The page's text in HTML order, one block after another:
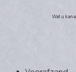
Wat u kan